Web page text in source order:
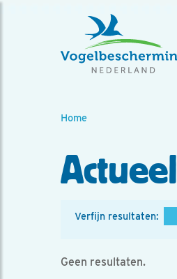
Home
Actueel
Verfijn resultaten:
Geen resultaten.